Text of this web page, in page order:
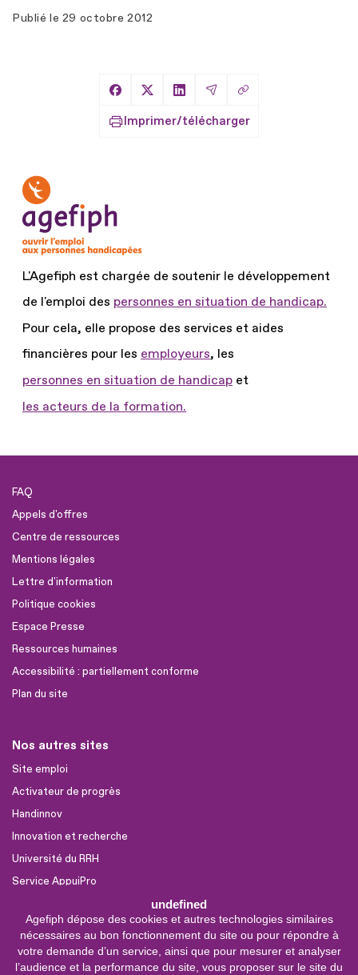
undefined
Agefiph dépose des cookies et autres technologies similaires
nécessaires au bon fonctionnement du site ou pour répondre à
votre demande d’un service, ainsi que pour mesurer et analyser
l’audience et la performance du site, vous proposer sur le site du
Publié le 29 octobre 2012
Partager sur Facebook
Partager sur X
Partager sur LinkedIn
Partager par Email
Copier le lien
Imprimer/télécharger
L'Agefiph est chargée de soutenir le développement
de l'emploi des personnes en situation de handicap.
Pour cela, elle propose des services et aides
financières pour les employeurs, les
personnes en situation de handicap et
les acteurs de la formation.
FAQ
Appels d'offres
Centre de ressources
Mentions légales
Lettre d'information
Politique cookies
Espace Presse
Ressources humaines
Accessibilité : partiellement conforme
Plan du site
Nos autres sites
Site emploi
Activateur de progrès
Handinnov
Innovation et recherche
Université du RRH
Service AppuiPro
Nous suivre
Youtube